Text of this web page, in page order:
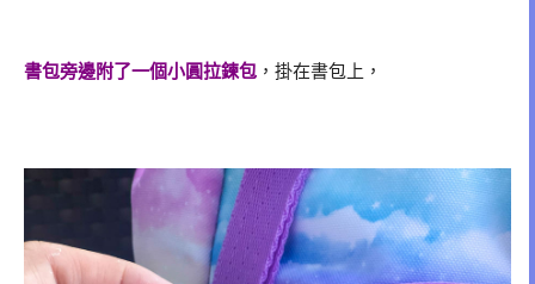
書包旁邊附了一個小圓拉鍊包 ，掛在書包上，